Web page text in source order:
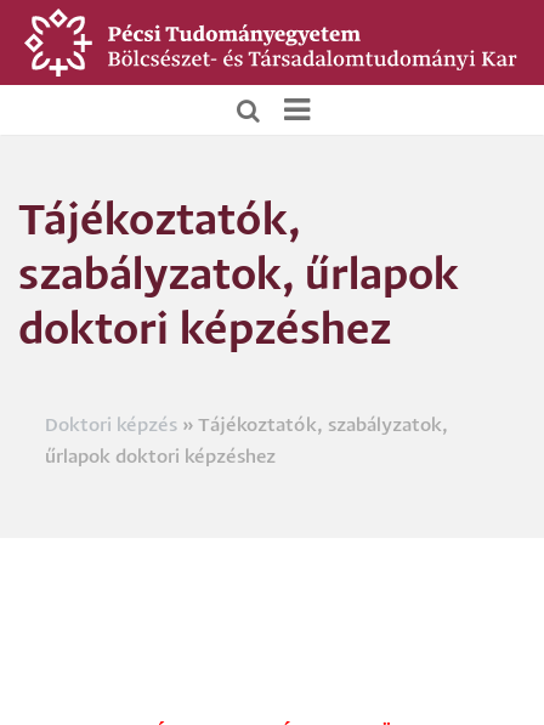
Ugrás
tartalomra
Főoldali
menü
Tájékoztatók,
szabályzatok, űrlapok
doktori képzéshez
Morzsa
Doktori képzés
Tájékoztatók, szabályzatok,
űrlapok doktori képzéshez